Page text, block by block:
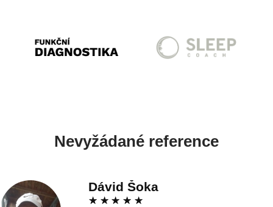
Nevyžádané reference
Dávid Šoka
☆
☆
☆
☆
☆